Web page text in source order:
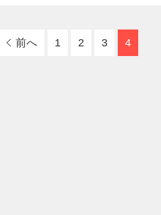
前へ 1 2 3 4